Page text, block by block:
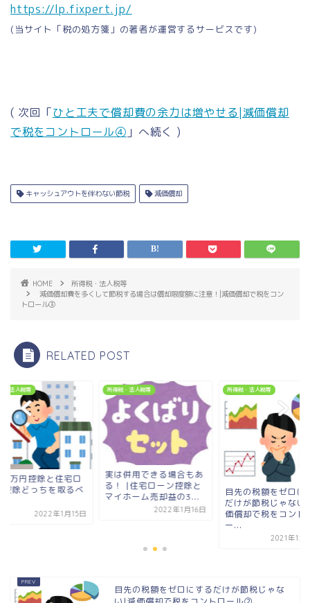
https://lp.fixpert.jp/
(当サイト「税の処方箋」の著者が運営するサービスです)
( 次回「ひと工夫で償却費の余力は増やせる|減価償却
で税をコントロール④ 」へ続く )
キャッシュアウトを伴わない節税 減価償却
HOME
所得税・法人税等
減価償却費を多くして節税する場合は償却限度額に注意！|減価償却で税をコン
トロール③
RELATED POST
・法人税等
万円控除と住宅ロ
控除どっちを取るべ
2022年1月15日
所得税・法人税等
実は併用できる場合もあ
る！ |住宅ローン控除と
マイホーム売却益の3...
2022年1月16日
所得税・法人税等
目先の税額をゼロに
だけが節税じゃない
価償却で税をコント
ー...
2021年12
目先の税額をゼロにするだけが節税じゃな